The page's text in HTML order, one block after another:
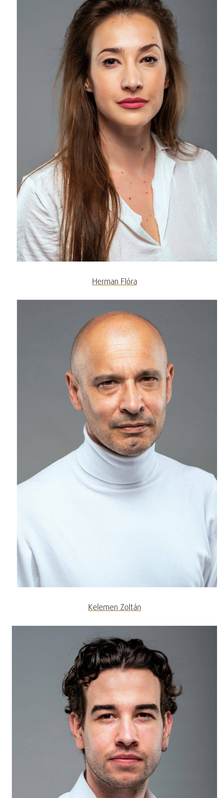
Herman Flóra
Kelemen Zoltán